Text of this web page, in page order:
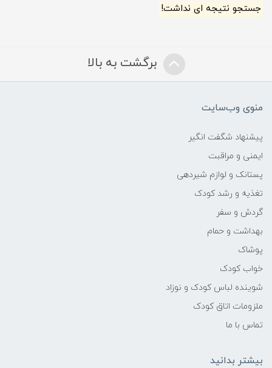
جستجو نتیجه ای نداشت!
برگشت به بالا
منوی وب‌سایت
پیشنهاد شگفت انگیر
ایمنی و مراقبت
پستانک و لوازم شیردهی
تغذیه و رشد کودک
گردش و سفر
بهداشت و حمام
پوشاک
خواب کودک
شوینده لباس کودک و نوزاد
ملزومات اتاق کودک
تماس با ما
بیشتر بدانید